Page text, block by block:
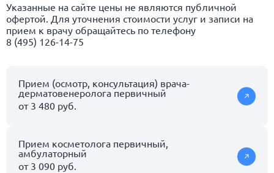
Указанные на сайте цены не являются публичной
офертой. Для уточнения стоимости услуг и записи на
прием к врачу обращайтесь по телефону
8 (495) 126-14-75
Прием (осмотр, консультация) врача-
дерматовенеролога первичный
от 3 480 руб.
Прием косметолога первичный,
амбулаторный
от 3 090 руб.